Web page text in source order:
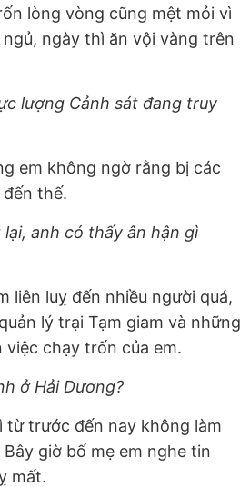
lòng vòng cũng mệt mỏi vì
ngày thì ăn vội vàng trên
lượng Cảnh sát đang truy
em không ngờ rằng bị các
thế.
anh có thấy ân hận gì
liên luỵ đến nhiều người quá,
lý trại Tạm giam và những
việc chạy trốn của em.
ở Hải Dương?
từ trước đến nay không làm
giờ bố mẹ em nghe tin
mất.